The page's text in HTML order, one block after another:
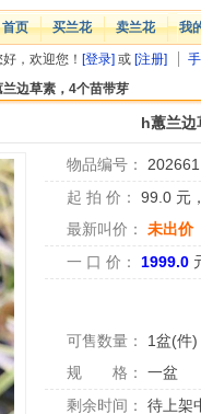
首页 买兰花 卖兰花 我
好，欢迎您！ [登录] 或 [注册]
兰边草素，4个苗带芽
h蕙兰边
物品编号：
起 拍 价：
99.0 元
最新叫价：
未出价
一 口 价：
1999.0
可售数量： 1盆(件)
规 格：
一盆
剩余时间：
待上架